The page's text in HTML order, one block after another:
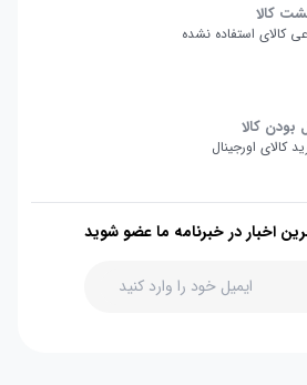
کالا
کالای استفاده نشده
کالا
کالای اورجینال
اخبار در خبرنامه ما عضو شوید